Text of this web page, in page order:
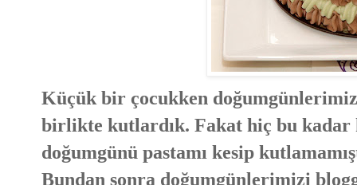
Küçük bir çocukken
birlikte kutlardık. Fakat hiç bu kadar
doğumgünü pastamı kesip
Bundan sonra doğumgünlerimizi